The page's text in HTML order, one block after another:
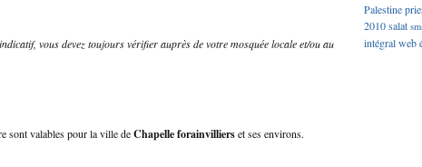
vous devez toujours vérifier auprès de votre mosquée locale et/ou au
sont valables pour la ville deChapelle forainvillierset ses environs.
Palestine
2010salat
intégralweb